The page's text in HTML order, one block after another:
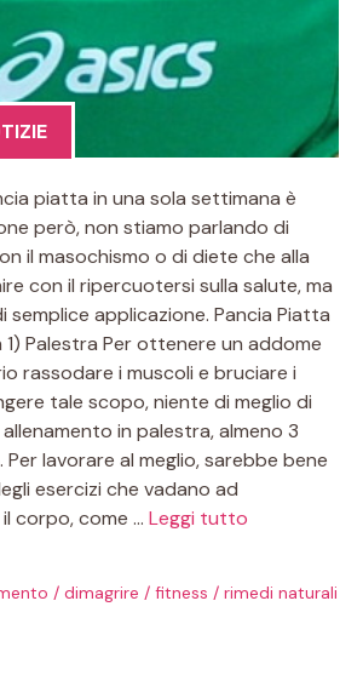
piatta in una sola settimana è
però, non stiamo parlando di
il masochismo o di diete che alla
con il ripercuotersi sulla salute, ma
semplice applicazione. Pancia Piatta
Palestra Per ottenere un addome
rassodare i muscoli e bruciare i
tale scopo, niente di meglio di
in palestra, almeno 3
lavorare al meglio, sarebbe bene
esercizi che vadano ad
corpo, come … Leggi tutto
/ dimagrire / fitness / rimedi naturali